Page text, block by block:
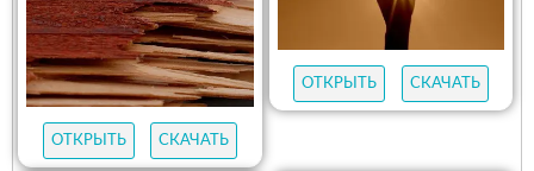
ОТКРЫТЬ СКАЧАТЬ
ОТКРЫТЬ СКАЧАТЬ